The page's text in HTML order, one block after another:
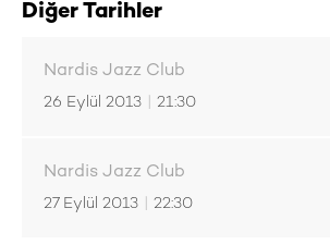
Diğer Tarihler
Nardis Jazz Club
26 Eylül 2013 21:30
Nardis Jazz Club
27 Eylül 2013 22:30